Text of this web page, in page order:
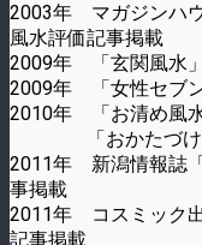
2003年 マガジンハ
風水評価記事掲載
2009年 「玄関風水
2009年 「女性セブ
2010年 「お清め風
「おかたづけ風
2011年 新潟情報誌
事掲載
2011年 コスミック
記事掲載